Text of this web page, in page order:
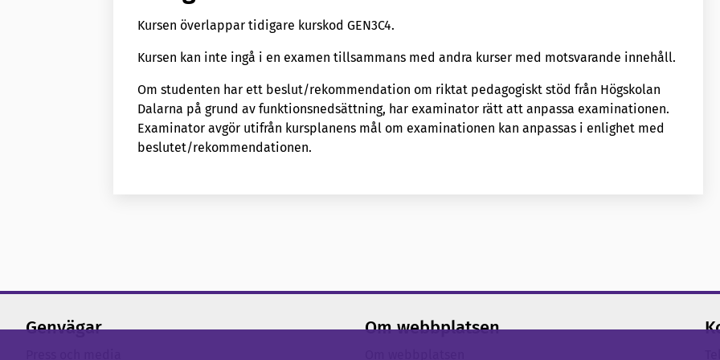
Kursen överlappar tidigare kurskod GEN3C4.
Kursen kan inte ingå i en examen tillsammans med andra kurser med motsvarande innehåll.
Om studenten har ett beslut/rekommendation om riktat pedagogiskt stöd från Högskolan
Dalarna på grund av funktionsnedsättning, har examinator rätt att anpassa examinationen.
Examinator avgör utifrån kursplanens mål om examinationen kan anpassas i enlighet med
beslutet/rekommendationen.
Genvägar Om webbplatsen